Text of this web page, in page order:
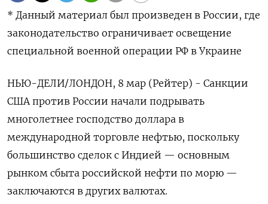
* Данный материал был произведен в России, где
законодательство ограничивает освещение
специальной военной операции РФ в Украине
НЬЮ-ДЕЛИ/ЛОНДОН, 8 мар (Рейтер) - Санкции
США против России начали подрывать
многолетнее господство доллара в
международной торговле нефтью, поскольку
большинство сделок с Индией — основным
рынком сбыта российской нефти по морю —
заключаются в других валютах.